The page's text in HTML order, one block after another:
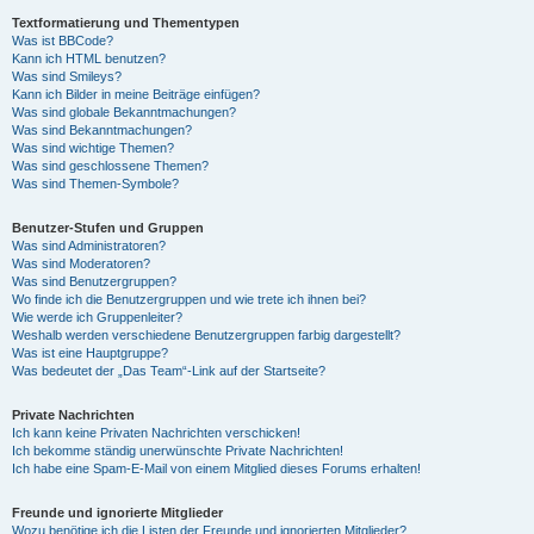
Textformatierung und Thementypen
Was ist BBCode?
Kann ich HTML benutzen?
Was sind Smileys?
Kann ich Bilder in meine Beiträge einfügen?
Was sind globale Bekanntmachungen?
Was sind Bekanntmachungen?
Was sind wichtige Themen?
Was sind geschlossene Themen?
Was sind Themen-Symbole?
Benutzer-Stufen und Gruppen
Was sind Administratoren?
Was sind Moderatoren?
Was sind Benutzergruppen?
Wo finde ich die Benutzergruppen und wie trete ich ihnen bei?
Wie werde ich Gruppenleiter?
Weshalb werden verschiedene Benutzergruppen farbig dargestellt?
Was ist eine Hauptgruppe?
Was bedeutet der „Das Team“-Link auf der Startseite?
Private Nachrichten
Ich kann keine Privaten Nachrichten verschicken!
Ich bekomme ständig unerwünschte Private Nachrichten!
Ich habe eine Spam-E-Mail von einem Mitglied dieses Forums erhalten!
Freunde und ignorierte Mitglieder
Wozu benötige ich die Listen der Freunde und ignorierten Mitglieder?